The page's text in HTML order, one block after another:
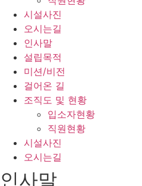
시설사진
오시는길
인사말
설립목적
미션/비전
걸어온 길
조직도 및 현황
입소자현황
직원현황
시설사진
오시는길
인사말